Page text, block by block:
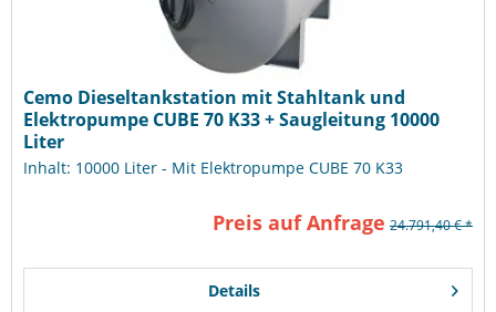
Cemo Dieseltankstation mit Stahltank und
Elektropumpe CUBE 70 K33 + Saugleitung 10000
Liter
Inhalt: 10000 Liter - Mit Elektropumpe CUBE 70 K33
Preis auf Anfrage 24.791,40 € *
Details